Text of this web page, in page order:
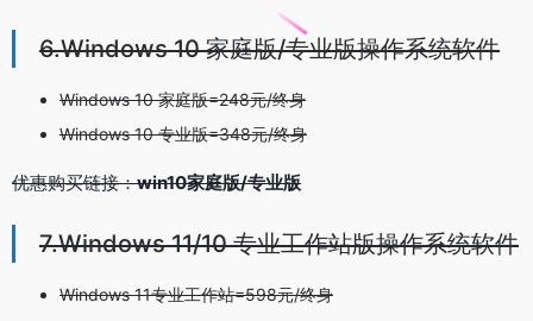
6.Windows 10 家庭版/专业版操作系统软件
Windows 10 家庭版=248元/终身
Windows 10 专业版=348元/终身
优惠购买链接：win10家庭版/专业版
7.Windows 11/10 专业工作站版操作系统软件
Windows 11专业工作站=598元/终身